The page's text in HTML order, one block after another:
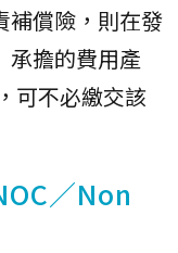
補償險，則在發
承擔的費用產
可不必繳交該
／Non